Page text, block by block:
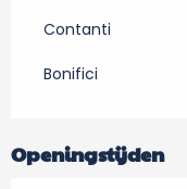
Contanti
Bonifici
Openingstijden